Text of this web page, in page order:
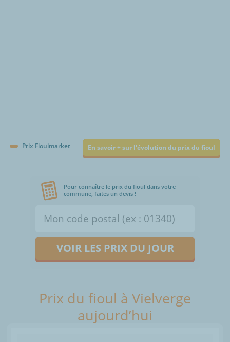
Prix Fioulmarket En savoir + sur l'évolution du prix du fioul
Pour connaître le prix du fioul dans votre
commune, faites un devis !
VOIR LES PRIX DU JOUR
Prix du fioul à Vielverge
aujourd’hui